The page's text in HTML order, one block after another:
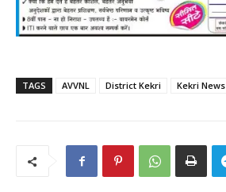
TAGS AVVNL District Kekri Kekri News